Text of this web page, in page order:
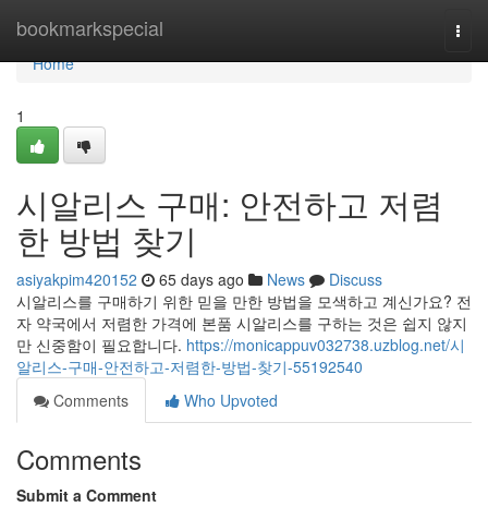
bookmarkspecial
Home
Home
1
시알리스 구매: 안전하고 저렴
한 방법 찾기
asiyakpim420152 65 days ago News
Discuss
시알리스를 구매하기 위한 믿을 만한 방법을 모색하고 계신가요? 전
자 약국에서 저렴한 가격에 본품 시알리스를 구하는 것은 쉽지 않지
만 신중함이 필요합니다. https://monicappuv032738.uzblog.net/시
알리스-구매-안전하고-저렴한-방법-찾기-55192540
Comments
Who Upvoted
Comments
Submit a Comment